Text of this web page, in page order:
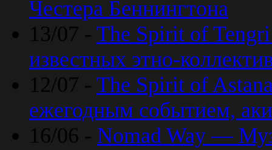
Честера Беннингтона
13/07 - The Spirit of Tengri
известных этно-
12/07 - The Spirit of
ежегодным событием,
16/06 - Nomad Way —